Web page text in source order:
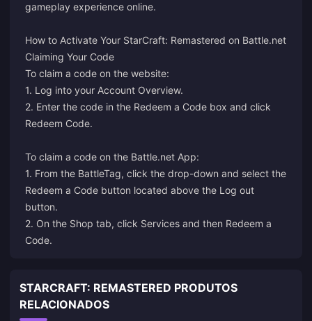
gameplay experience online.
How to Activate Your StarCraft: Remastered on Battle.net
Claiming Your Code
To claim a code on the website:
1. Log into your Account Overview.
2. Enter the code in the Redeem a Code box and click
Redeem Code.
To claim a code on the Battle.net App:
1. From the BattleTag, click the drop-down and select the
Redeem a Code button located above the Log out
button.
2. On the Shop tab, click Services and then Redeem a
Code.
STARCRAFT: REMASTERED PRODUTOS
RELACIONADOS